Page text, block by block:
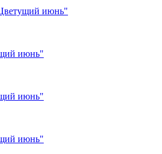
июнь"
июнь"
июнь"
июнь"